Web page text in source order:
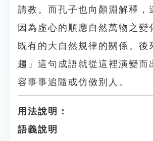
請教。而孔子也向顏淵解釋，
因為虛心的順應自然萬物之變
既有的大自然規律的關係。後
趨」這句成語就從這裡演變而
容事事追隨或仿傚別人。
用法說明：
語義說明